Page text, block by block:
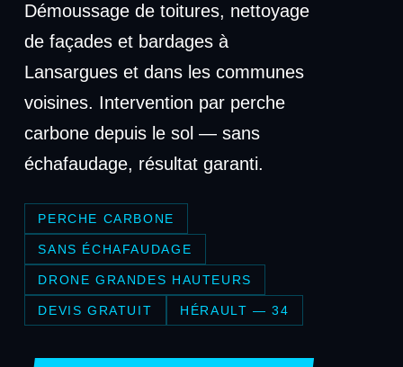
Démoussage de toitures, nettoyage
de façades et bardages à
Lansargues et dans les communes
voisines. Intervention par perche
carbone depuis le sol — sans
échafaudage, résultat garanti.
PERCHE CARBONE
SANS ÉCHAFAUDAGE
DRONE GRANDES HAUTEURS
DEVIS GRATUIT HÉRAULT — 34